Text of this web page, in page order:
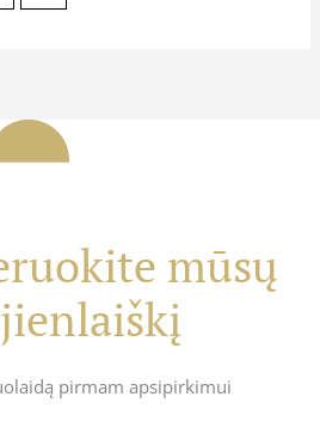
mūsų
pirmam apsipirkimui